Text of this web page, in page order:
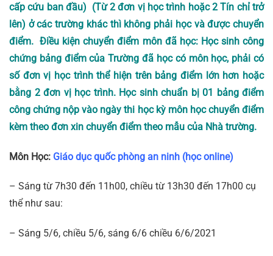
cấp cứu ban đầu) (Từ 2 đơn vị học trình hoặc 2 Tín chỉ trở
lên) ở các trường khác thì không phải học và được chuyển
điểm. Điều kiện chuyển điểm môn đã học: Học sinh công
chứng bảng điểm của Trường đã học có môn học, phải có
số đơn vị học trình thể hiện trên bảng điểm lớn hơn hoặc
bằng 2 đơn vị học trình. Học sinh chuẩn bị 01 bảng điểm
công chứng nộp vào ngày thi học kỳ môn học chuyển điểm
kèm theo đơn xin chuyển điểm theo mẫu của Nhà trường.
Môn Học: Giáo dục quốc phòng an ninh (học online)
– Sáng từ 7h30 đến 11h00, chiều từ 13h30 đến 17h00 cụ
thể như sau:
– Sáng 5/6, chiều 5/6, sáng 6/6 chiều 6/6/2021